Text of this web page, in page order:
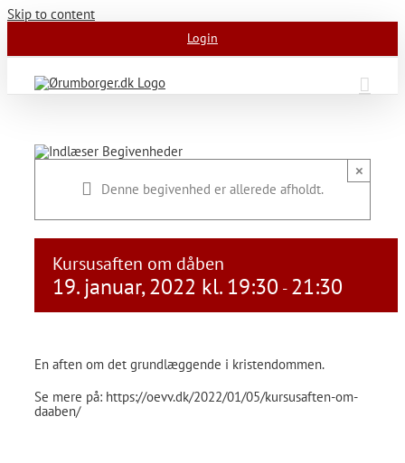
Skip to content
Login
Denne begivenhed er allerede afholdt.
×
Kursusaften om dåben
19. januar, 2022 kl. 19:30 - 21:30
En aften om det grundlæggende i kristendommen.
Se mere på: https://oevv.dk/2022/01/05/kursusaften-om-
daaben/